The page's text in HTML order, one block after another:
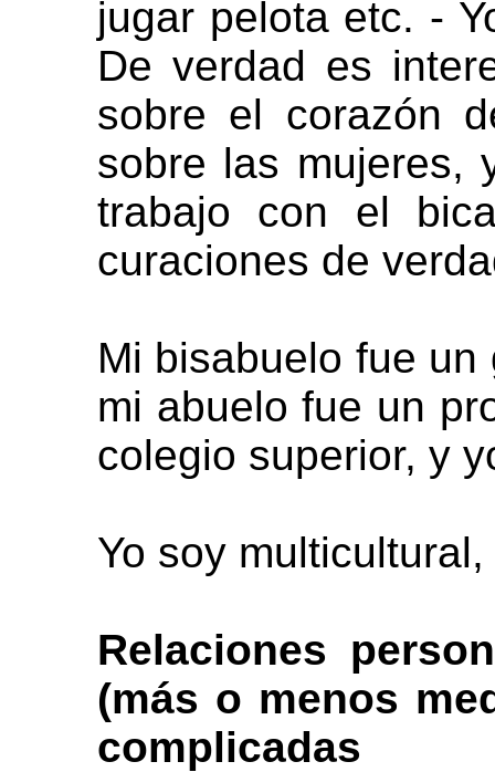
jugar pelota etc. -
De verdad es
sobre el corazón
sobre las mujeres,
trabajo con el
curaciones de
Mi bisabuelo fue
mi abuelo fue un
colegio superior, y
Yo soy
Relaciones
(más o menos
complicadas